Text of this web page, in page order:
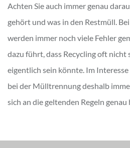
Achten Sie auch immer genau
gehört und was in den Restmüll.
werden immer noch viele Fehler
dazu führt, dass Recycling oft nicht
eigentlich sein könnte. Im
bei der Mülltrennung deshalb
sich an die geltenden Regeln genau